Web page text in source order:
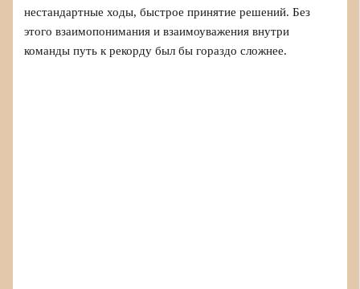
нестандартные ходы, быстрое принятие решений. Без
этого взаимопонимания и взаимоуважения внутри
команды путь к рекорду был бы гораздо сложнее.